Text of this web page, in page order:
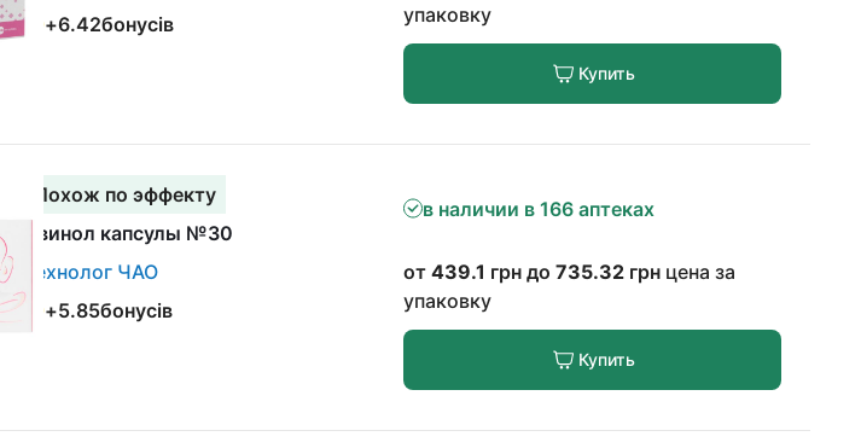
+6.42бонусів
упаковку
Купить
Похож по эффекту
Квинол капсулы №30
Технолог ЧАО
+5.85бонусів
в наличии в 166 аптеках
от 439.1 грн до 735.32грн цена за
упаковку
Купить